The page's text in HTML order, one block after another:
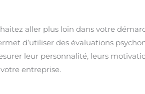
aller plus loin dans votre
d’utiliser des évaluations
leur personnalité, leurs
entreprise.